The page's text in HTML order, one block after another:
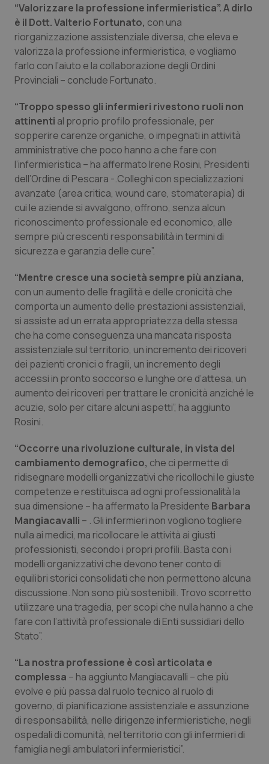
Provincia Autonoma di Bolzano
Provincia Autonoma di Trento
Puglia
Sardegna
Sicilia
Toscana
Umbria
Valle D’Aosta
Veneto
Infezioni & Febbre
Ipertensione & Scompenso
Malattie rare
Malattia di Crohn & Rettocolite Ulcerosa
Neuroscienze & patologie neurodegenerative
Obesità
Oftalmologia
Oncodermatologia
Oncoematologia
Oncologia & Nutrizione
Psoriasi & pelle
Quotidiano Cardiologia
Quotidiano Chirurgia
Quotidiano Oncologia
Quotidiano Pediatria
Rene & patologie urogenitali
Salute orale & impianti
Sangue & coagulazione
Tiroide
Tumore al seno
Tumore ovarico
Tumori del Polmone & Testa Collo
Tumori gastrointestinali
Ulcera & Reflusso
Vaccini
“Valorizzare la professione infermieristica”. A dirlo
è il Dott. Valterio Fortunato, con una
riorganizzazione assistenziale diversa, che eleva e
valorizza la professione infermieristica, e vogliamo
farlo con l’aiuto e la collaborazione degli Ordini
Provinciali – conclude Fortunato.
“Troppo spesso gli infermieri rivestono ruoli non
attinenti al proprio profilo professionale, per
sopperire carenze organiche, o impegnati in attività
amministrative che poco hanno a che fare con
l’infermieristica – ha affermato Irene Rosini, Presidenti
dell’Ordine di Pescara -.Colleghi con specializzazioni
avanzate (area critica, wound care, stomaterapia) di
cui le aziende si avvalgono, offrono, senza alcun
riconoscimento professionale ed economico, alle
sempre più crescenti responsabilità in termini di
sicurezza e garanzia delle cure”.
“Mentre cresce una società sempre più anziana,
con un aumento delle fragilità e delle cronicità che
comporta un aumento delle prestazioni assistenziali,
si assiste ad un errata appropriatezza della stessa
che ha come conseguenza una mancata risposta
assistenziale sul territorio, un incremento dei ricoveri
dei pazienti cronici o fragili, un incremento degli
accessi in pronto soccorso e lunghe ore d’attesa, un
aumento dei ricoveri per trattare le cronicità anziché le
acuzie, solo per citare alcuni aspetti”, ha aggiunto
Rosini.
“Occorre una rivoluzione culturale, in vista del
cambiamento demografico, che ci permette di
ridisegnare modelli organizzativi che ricollochi le giuste
competenze e restituisca ad ogni professionalità la
sua dimensione – ha affermato la Presidente Barbara
Mangiacavalli – . Gli infermieri non vogliono togliere
nulla ai medici, ma ricollocare le attività ai giusti
professionisti, secondo i propri profili. Basta con i
modelli organizzativi che devono tener conto di
equilibri storici consolidati che non permettono alcuna
discussione. Non sono più sostenibili. Trovo scorretto
utilizzare una tragedia, per scopi che nulla hanno a che
fare con l’attività professionale di Enti sussidiari dello
Stato”.
“La nostra professione è così articolata e
complessa – ha aggiunto Mangiacavalli – che più
evolve e più passa dal ruolo tecnico al ruolo di
governo, di pianificazione assistenziale e assunzione
di responsabilità, nelle dirigenze infermieristiche, negli
ospedali di comunità, nel territorio con gli infermieri di
famiglia negli ambulatori infermieristici”.